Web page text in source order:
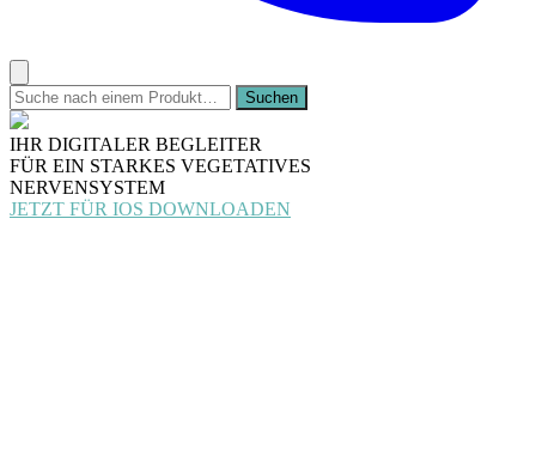
IHR DIGITALER BEGLEITER
FÜR EIN STARKES VEGETATIVES
NERVENSYSTEM
JETZT FÜR IOS DOWNLOADEN